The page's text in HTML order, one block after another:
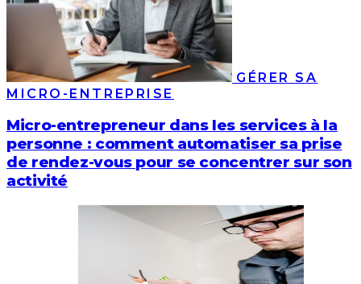
GÉRER SA
MICRO-ENTREPRISE
Micro-entrepreneur dans les services à la
personne : comment automatiser sa prise
de rendez-vous pour se concentrer sur son
activité